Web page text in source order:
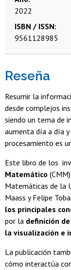
2022
ISBN / ISSN
9561128985
Reseña
Resumir la
desde complejos
siendo un tema de
aumenta día a día
procesamiento es
Este libro de los
Matemático
Matemáticas de la
Maass y Felipe
los principales
por la definición
la visualización e
La publicación
cómo interactúa